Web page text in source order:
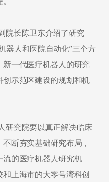
院长陈卫东介绍了研究
器人和医院自动化”三个方
一代医疗机器人的研究
示范区建设的规划和机
研究院要以真正解决临床
断夯实基础研究布局，
流的医疗机器人研究机
上海市的大零号湾科创